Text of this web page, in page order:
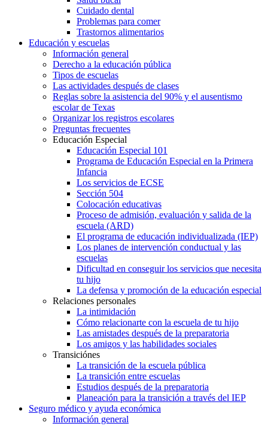
Cuidado dental
Problemas para comer
Trastornos alimentarios
Educación y escuelas
Información general
Derecho a la educación pública
Tipos de escuelas
Las actividades después de clases
Reglas sobre la asistencia del 90% y el ausentismo
escolar de Texas
Organizar los registros escolares
Preguntas frecuentes
Educación Especial
Educación Especial 101
Programa de Educación Especial en la Primera
Infancia
Los servicios de ECSE
Sección 504
Colocación educativas
Proceso de admisión, evaluación y salida de la
escuela (ARD)
El programa de educación individualizada (IEP)
Los planes de intervención conductual y las
escuelas
Dificultad en conseguir los servicios que necesita
tu hijo
La defensa y promoción de la educación especial
Relaciones personales
La intimidación
Cómo relacionarte con la escuela de tu hijo
Las amistades después de la preparatoria
Los amigos y las habilidades sociales
Transiciónes
La transición de la escuela pública
La transición entre escuelas
Estudios después de la preparatoria
Planeación para la transición a través del IEP
Seguro médico y ayuda económica
Información general